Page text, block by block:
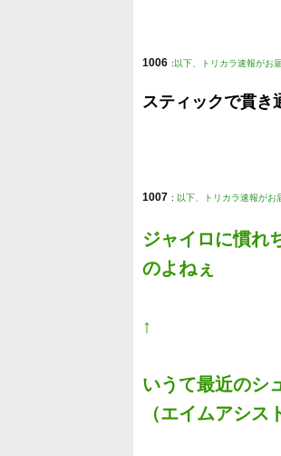
1006 : 以下、トリカラ速報がお
スティックで貫き
1007 : 以下、トリカラ速報がお
ジャイロに慣れ
のよねぇ
↑
いうて最近のシ
（エイムアシス